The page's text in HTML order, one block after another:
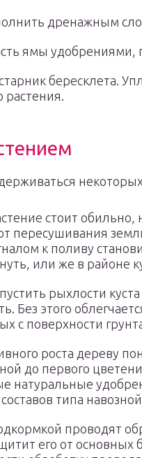
дренажным
ямы удобрениями,
бересклета.
растения.
стоит
пересушивания
к поливу
или же в районе
рыхлости
Без этого
с поверхности
роста дереву
до первого
натуральные
типа
проводят
его от